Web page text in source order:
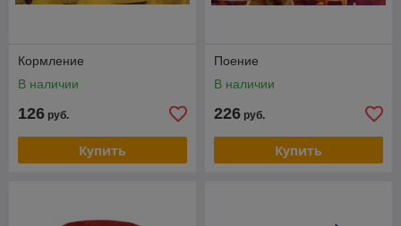
Кормление
В наличии
126 руб.
Купить
Поение
В наличии
226 руб.
Купить